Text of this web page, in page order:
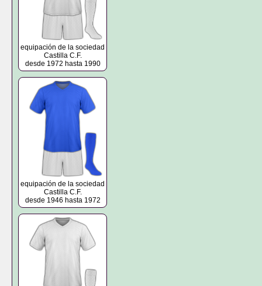
equipación de la sociedad
Castilla C.F.
desde 1972 hasta 1990
equipación de la sociedad
Castilla C.F.
desde 1946 hasta 1972